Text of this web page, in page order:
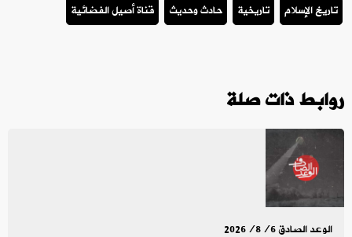
تاريخ الإسلام
تاريخية حادث وحديث قناة أصيل الفضائية
روابط ذات صلة
الوعد الصادق 2026/8/6